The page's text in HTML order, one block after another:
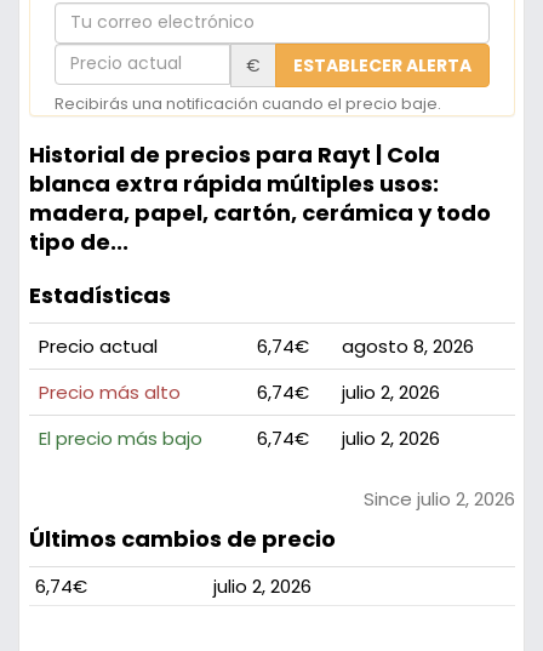
Tu
correo
electrónico
Precio
actual
€ ESTABLECER ALERTA
Recibirás una notificación cuando el precio baje.
Historial de precios para Rayt | Cola
blanca extra rápida múltiples usos:
madera, papel, cartón, cerámica y todo
tipo de...
Estadísticas
Precio actual 6,74€
agosto 8, 2026
Precio más alto
6,74€
julio 2, 2026
El precio más bajo
6,74€ julio 2, 2026
Since julio 2, 2026
Últimos cambios de precio
6,74€ julio 2, 2026